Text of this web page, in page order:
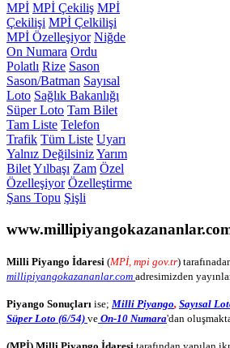
MPİ MPİ Çekiliş MPİ
Çekilişi MPİ Çelkilişi
MPİ Özelleşiyor Niğde
On Numara Ordu
Polatlı Rize Sason
Sason/Batman Sayısal
Loto Sağlık Bakanlığı
Süper Loto Tam Bilet
Tam Liste Telefon
Trafik Tüm Liste Uyarı
Yalnız DeğilsinizYarım
BiletYılbaşı Zam Özel
Özelleşiyor Özelleştirme
Şans Topu Şişli
Milli Piyango İdaresi (MPİ, mpi gov.tr)
millipiyangokazananlar.com adresimizden
Piyango Sonuçları ise; Milli Piyango, Sayısal
Süper Loto (6/54) ve On-10 Numara'dan